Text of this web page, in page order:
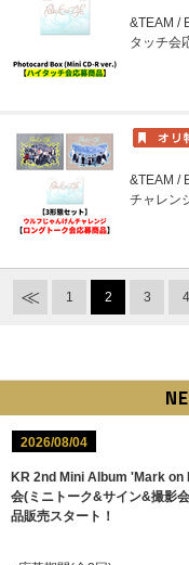
&TEAM /
タッチ会
&TEAM /
チャレン
1 2 3 4
2026/08/04
KR 2nd Mini Album 'Mark on
会(ミニトーク&サイン&撮影
品販売スタート！